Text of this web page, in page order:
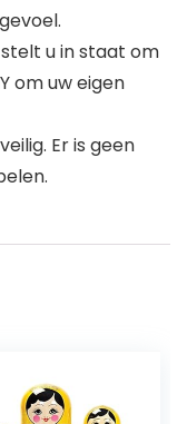
u in staat om
om uw eigen
Er is geen